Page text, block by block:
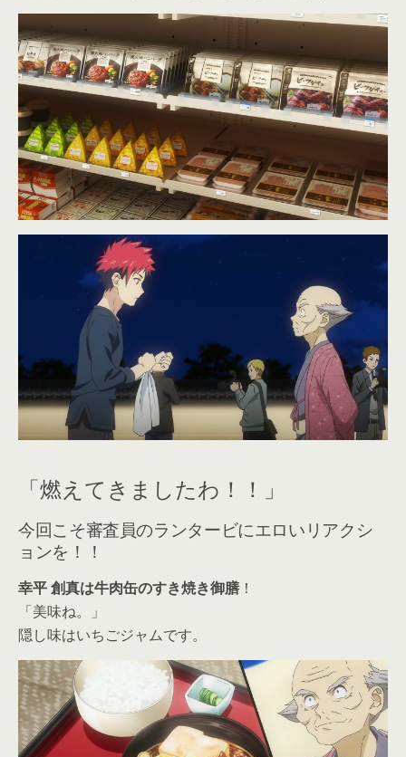
「燃えてきましたわ！！」
今回こそ審査員のランタービにエロいリアクシ
ョンを！！
幸平 創真は牛肉缶のすき焼き御膳！
「美味ね。」
隠し味はいちごジャムです。